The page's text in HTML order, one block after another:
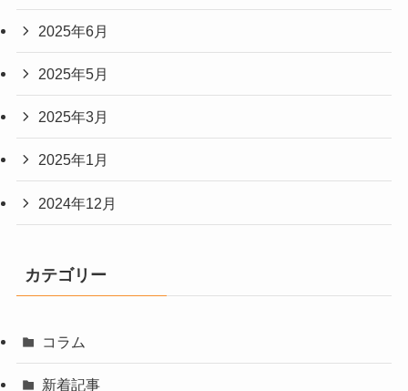
2025年6月
2025年5月
2025年3月
2025年1月
2024年12月
カテゴリー
コラム
新着記事